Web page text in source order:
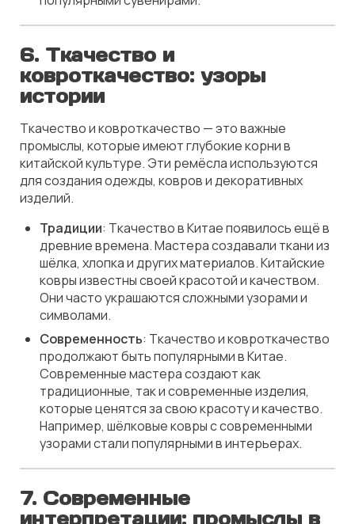
6. Ткачество и
ковроткачество: узоры
истории
Ткачество и ковроткачество — это важные
промыслы, которые имеют глубокие корни в
китайской культуре. Эти ремёсла используются
для создания одежды, ковров и декоративных
изделий.
Традиции: Ткачество в Китае появилось ещё в
древние времена. Мастера создавали ткани из
шёлка, хлопка и других материалов. Китайские
ковры известны своей красотой и качеством.
Они часто украшаются сложными узорами и
символами.
Современность: Ткачество и ковроткачество
продолжают быть популярными в Китае.
Современные мастера создают как
традиционные, так и современные изделия,
которые ценятся за свою красоту и качество.
Например, шёлковые ковры с современными
узорами стали популярными в интерьерах.
7. Современные
интерпретации: промыслы в